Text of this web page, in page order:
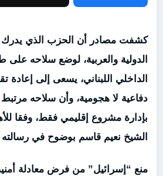
كشفت مصادر أن الحزب الذي يدرك
الدولية والعربية، لوضع سلاحه على
الداخلي اللبناني، يسعى إلى إعادة
دفاعية لا هجومية، وأن سلاحه مرتبط
بإدارة مشروع إقليمي فقط، وفقا
الشيخ نعيم قاسم بوضوح في رسالته
منع “إسرائيل” من فرض معادلة